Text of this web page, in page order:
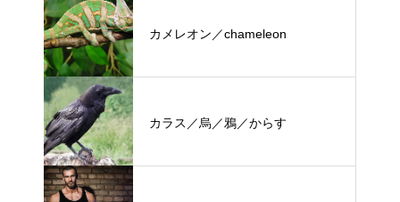
カメレオン／chameleon
カラス／烏／鴉／からす